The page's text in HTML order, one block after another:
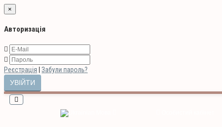
×
Авторизація
Реєстрація Забули пароль?